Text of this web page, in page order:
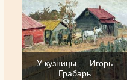
У кузницы — Игорь
Грабарь